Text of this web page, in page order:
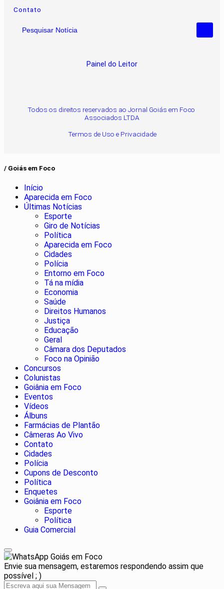
Contato
Pesquisar Notícia
Painel do Leitor
Todos os direitos reservados ao Jornal Goiás em Foco
Associados LTDA
Termos de Uso e Privacidade
/ Goiás em Foco
Início
Aparecida em Foco
Últimas Notícias
Esporte
Giro de Notícias
Política
Aparecida em Foco
Cidades
Polícia
Entorno em Foco
Tá na mídia
Economia
Saúde
Direitos Humanos
Justiça
Educação
Geral
Câmara dos Deputados
Foco na Opinião
Concursos
Colunistas
Goiânia em Foco
Eventos
Vídeos
Álbuns
Farmácias de Plantão
Câmeras Ao Vivo
Contato
Cidades
Polícia
Cupons de Desconto
Política
Enquetes
Goiânia em Foco
Esporte
Política
Guia Comercial
Goiás em Foco
Envie sua mensagem, estaremos respondendo assim que
possível ; )